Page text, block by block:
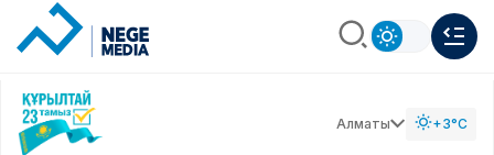
Алматы +3°C